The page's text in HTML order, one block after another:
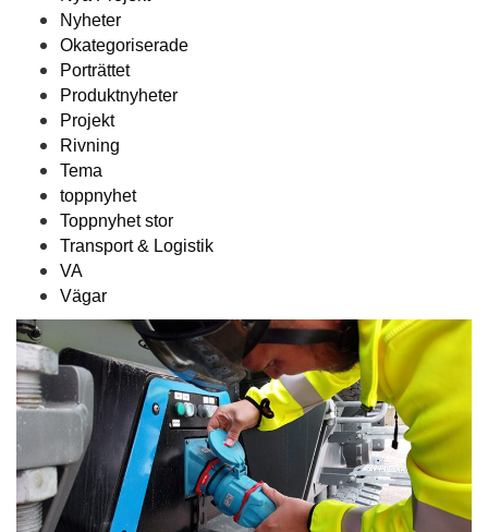
Nyheter
Okategoriserade
Porträttet
Produktnyheter
Projekt
Rivning
Tema
toppnyhet
Toppnyhet stor
Transport & Logistik
VA
Vägar